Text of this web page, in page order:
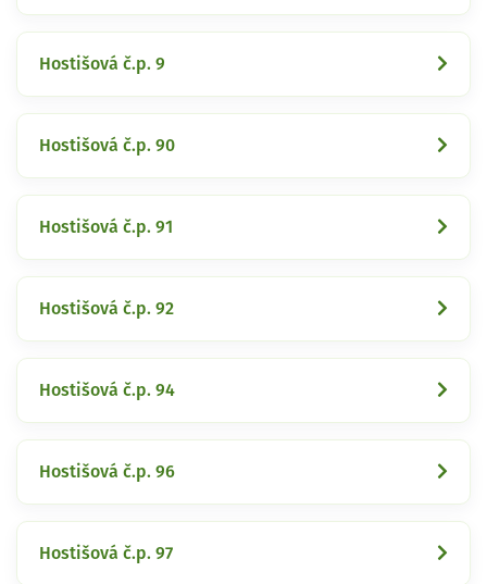
Hostišová č.p. 9
Hostišová č.p. 90
Hostišová č.p. 91
Hostišová č.p. 92
Hostišová č.p. 94
Hostišová č.p. 96
Hostišová č.p. 97